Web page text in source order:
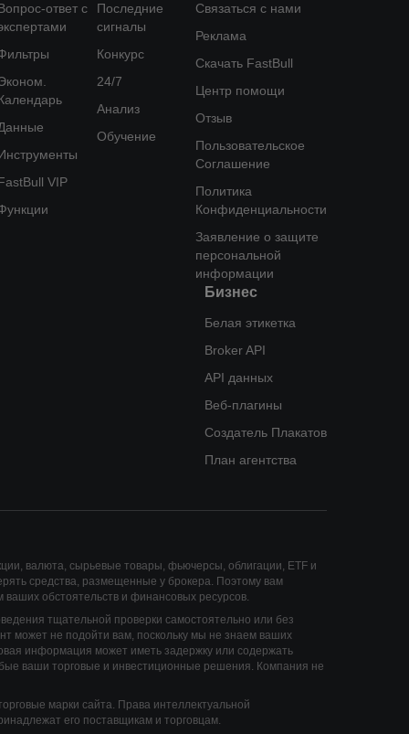
ответ с
VIP
Последние
сигналы
Конкурс
24/7
Анализ
Обучение
Связаться с нами
Реклама
Скачать FastBull
Центр помощи
Отзыв
Пользовательское
Соглашение
Политика
Конфиденциальности
Заявление о защите
персональной
информации
Бизнес
Белая этикетка
Broker API
API данных
Веб-плагины
Создатель Плакатов
План агентства
валюта, сырьевые товары, фьючерсы, облигации, ETF и
средства, размещенные у брокера. Поэтому вам
ваших обстоятельств и финансовых ресурсов.
тщательной проверки самостоятельно или без
может не подойти вам, поскольку мы не знаем ваших
информация может иметь задержку или содержать
ваши торговые и инвестиционные решения. Компания не
марки сайта. Права интеллектуальной
его поставщикам и торговцам.